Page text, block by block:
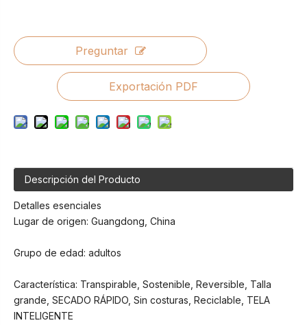
Preguntar
Exportación PDF
Descripción del Producto
Detalles esenciales
Lugar de origen: Guangdong, China
Grupo de edad: adultos
Característica: Transpirable, Sostenible, Reversible, Talla
grande, SECADO RÁPIDO, Sin costuras, Reciclable, TELA
INTELIGENTE